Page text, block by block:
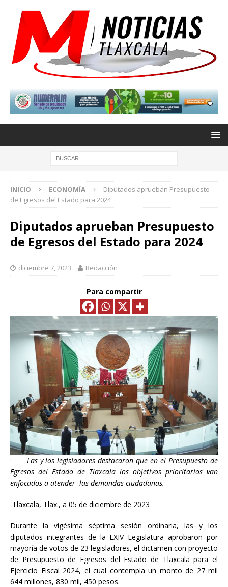
INICIO ECONOMÍA
Diputados aprueban Presupuesto
de Egresos del Estado para 2024
Diputados aprueban Presupuesto
de Egresos del Estado para 2024
diciembre 7, 2023 Redacción
Para compartir
· Las y los legisladores destacaron que en el Presupuesto de
Egresos del Estado de Tlaxcala los objetivos prioritarios van
enfocados a atender las demandas ciudadanas.
Tlaxcala, Tlax., a 05 de diciembre de 2023
Durante la vigésima séptima sesión ordinaria, las y los
diputados integrantes de la LXIV Legislatura aprobaron por
mayoría de votos de 23 legisladores, el dictamen con proyecto
de Presupuesto de Egresos del Estado de Tlaxcala para el
Ejercicio Fiscal 2024, el cual contempla un monto de 27 mil
644 millones, 830 mil, 450 pesos.